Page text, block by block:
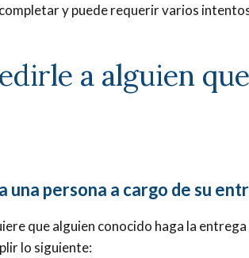
y puede requerir varios
a alguien
una persona a cargo de su
que alguien conocido haga la
lo siguiente: